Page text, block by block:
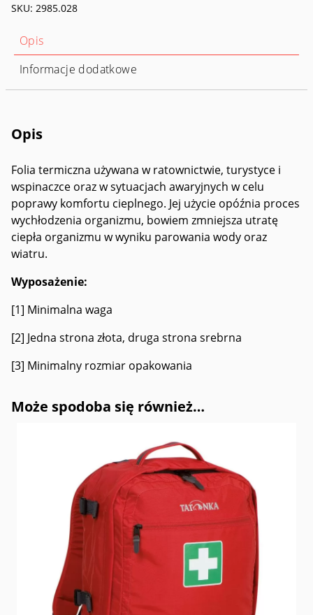
SKU: 2985.028
Opis
Informacje dodatkowe
Opis
Folia termiczna używana w ratownictwie, turystyce i
wspinaczce oraz w sytuacjach awaryjnych w celu
poprawy komfortu cieplnego. Jej użycie opóźnia proces
wychłodzenia organizmu, bowiem zmniejsza utratę
ciepła organizmu w wyniku parowania wody oraz
wiatru.
Wyposażenie:
[1] Minimalna waga
[2] Jedna strona złota, druga strona srebrna
[3] Minimalny rozmiar opakowania
Może spodoba się również…